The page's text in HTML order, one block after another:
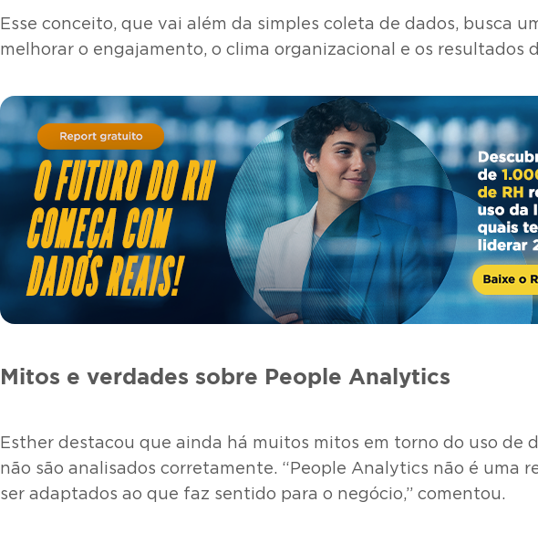
Esse conceito, que vai além da simples coleta de dados, busca
melhorar o engajamento, o clima organizacional e os resultados
Mitos e verdades sobre People Analytics
Esther destacou que ainda há muitos mitos em torno do uso de
não são analisados corretamente. “People Analytics não é uma
ser adaptados ao que faz sentido para o negócio,” comentou.